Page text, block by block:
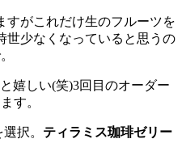
すがこれだけ生のフルーツを
世少なくなっていると思うの
嬉しい(笑)3回目のオーダー
す。
択。 ティラミス珈琲ゼリー